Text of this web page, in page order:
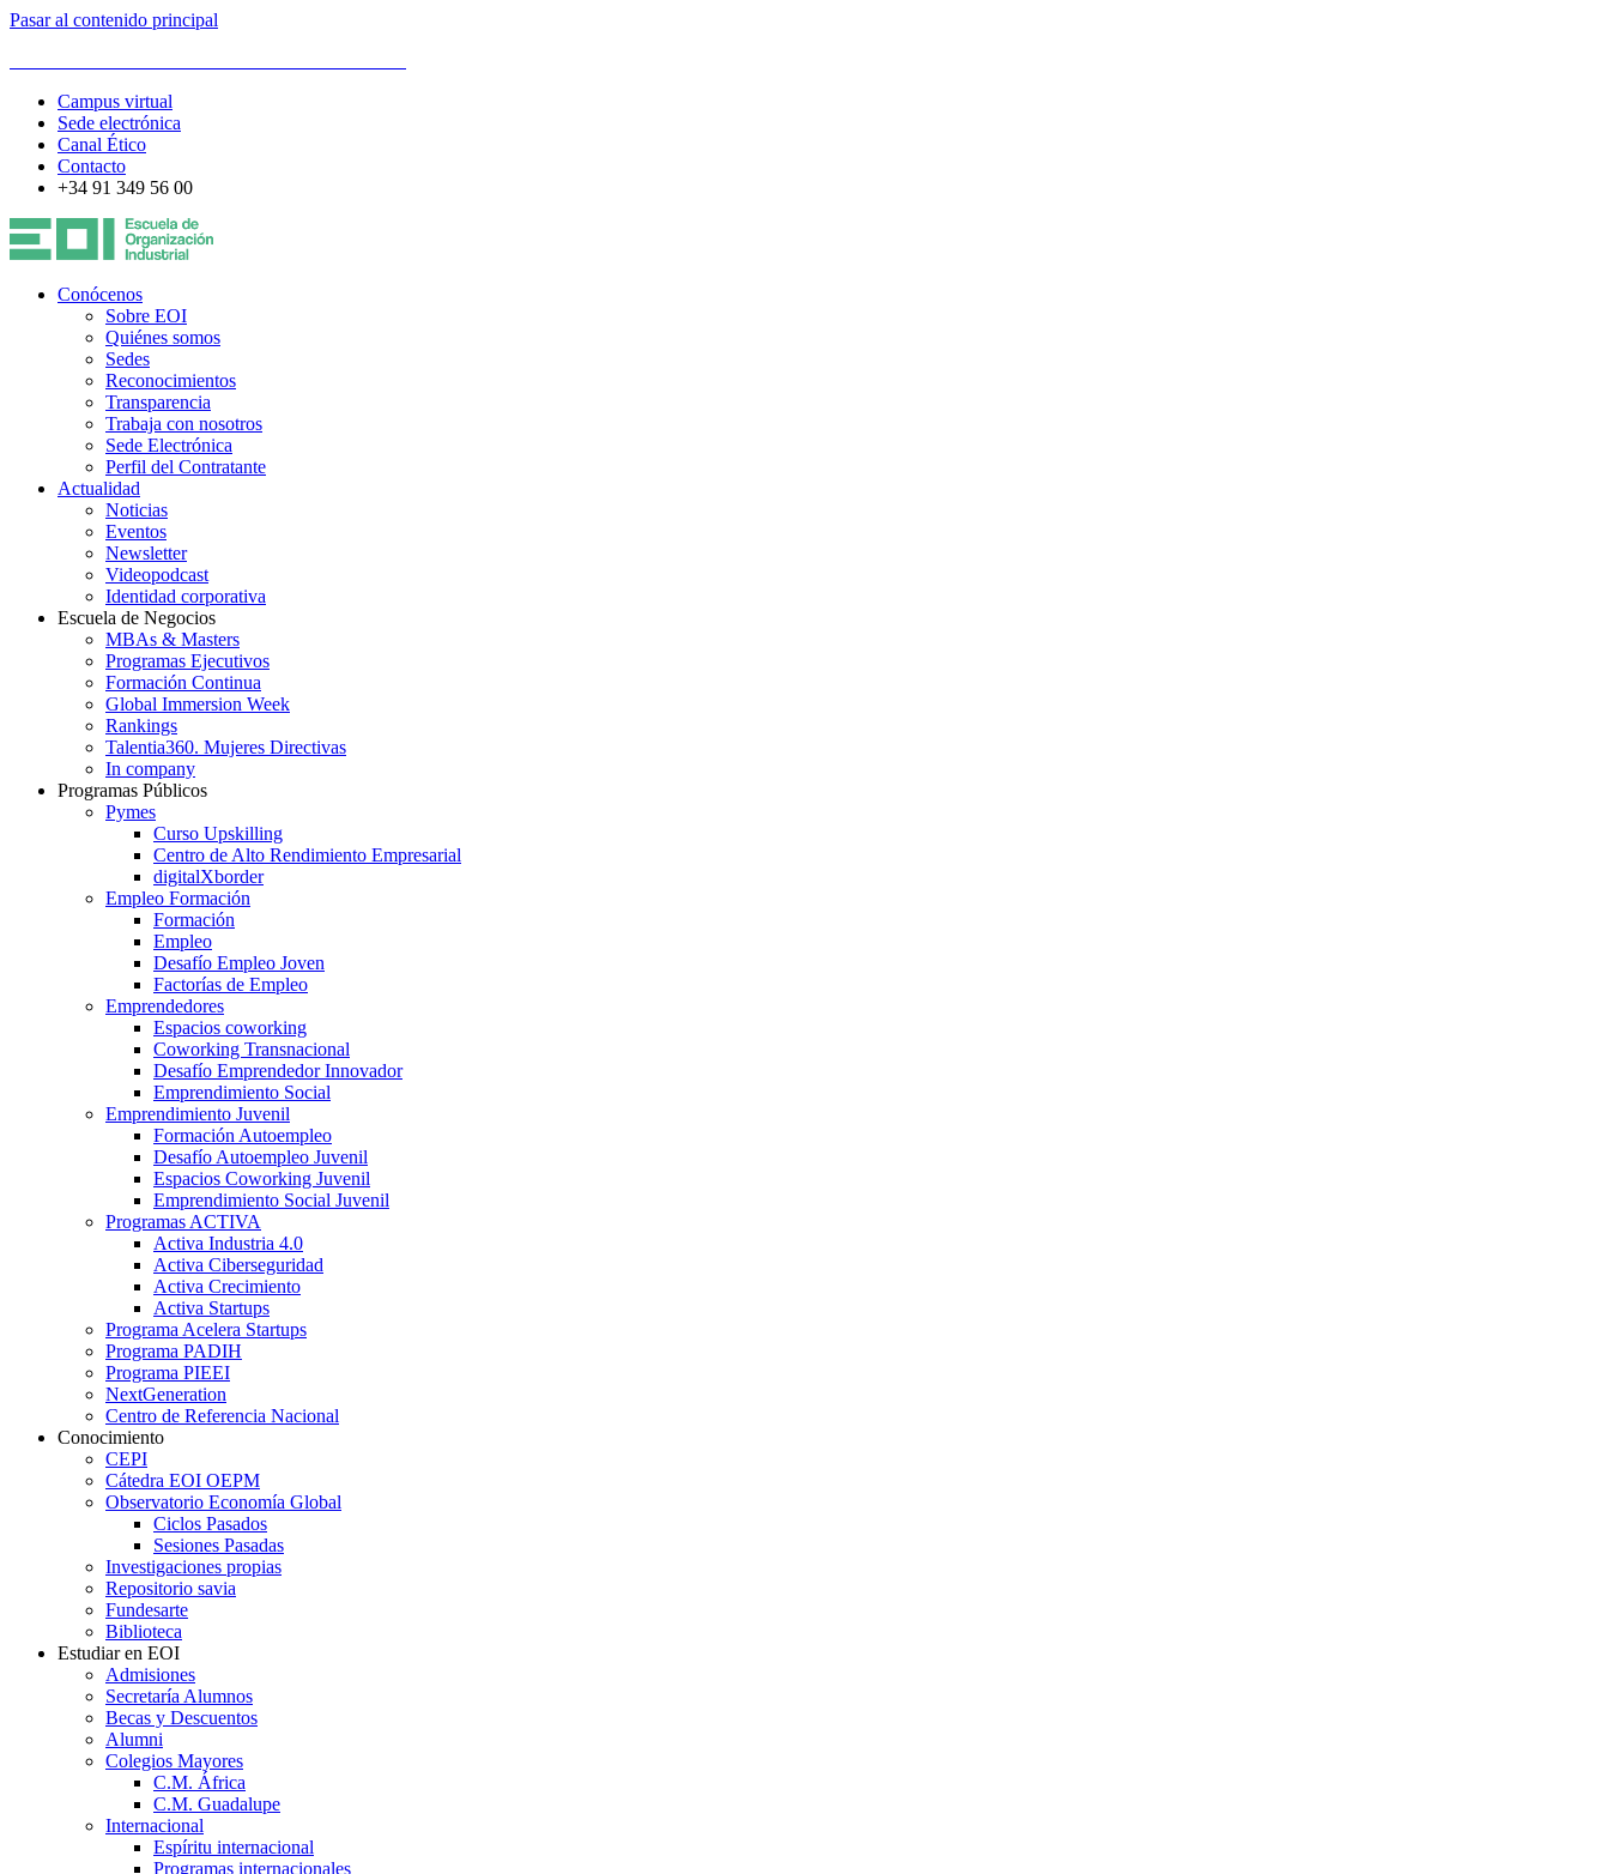
Pasar al contenido principal
Campus virtual
Sede electrónica
Canal Ético
Contacto
+34 91 349 56 00
Conócenos
Sobre EOI
Quiénes somos
Sedes
Reconocimientos
Transparencia
Trabaja con nosotros
Sede Electrónica
Perfil del Contratante
Actualidad
Noticias
Eventos
Newsletter
Videopodcast
Identidad corporativa
Escuela de Negocios
MBAs & Masters
Programas Ejecutivos
Formación Continua
Global Immersion Week
Rankings
Talentia360. Mujeres Directivas
In company
Programas Públicos
Pymes
Curso Upskilling
Centro de Alto Rendimiento Empresarial
digitalXborder
Empleo Formación
Formación
Empleo
Desafío Empleo Joven
Factorías de Empleo
Emprendedores
Espacios coworking
Coworking Transnacional
Desafío Emprendedor Innovador
Emprendimiento Social
Emprendimiento Juvenil
Formación Autoempleo
Desafío Autoempleo Juvenil
Espacios Coworking Juvenil
Emprendimiento Social Juvenil
Programas ACTIVA
Activa Industria 4.0
Activa Ciberseguridad
Activa Crecimiento
Activa Startups
Programa Acelera Startups
Programa PADIH
Programa PIEEI
NextGeneration
Centro de Referencia Nacional
Conocimiento
CEPI
Cátedra EOI OEPM
Observatorio Economía Global
Ciclos Pasados
Sesiones Pasadas
Investigaciones propias
Repositorio savia
Fundesarte
Biblioteca
Estudiar en EOI
Admisiones
Secretaría Alumnos
Becas y Descuentos
Alumni
Colegios Mayores
C.M. África
C.M. Guadalupe
Internacional
Espíritu internacional
Programas internacionales